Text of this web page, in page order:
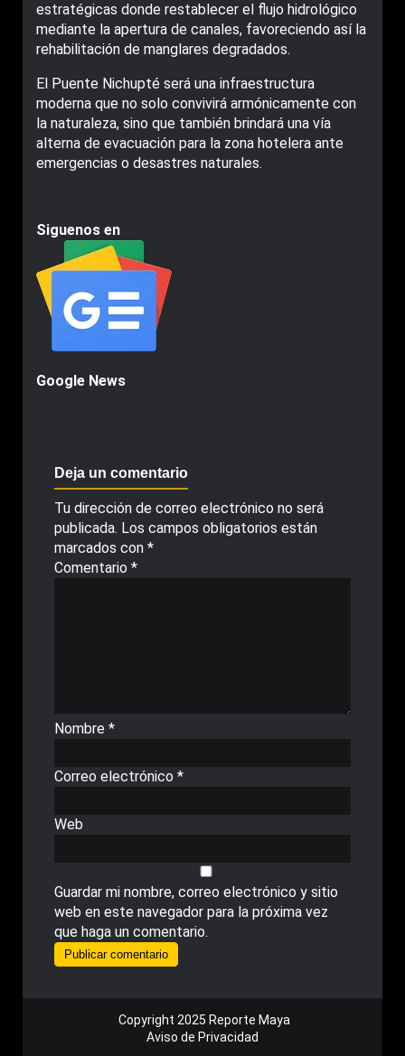
estratégicas donde restablecer el flujo hidrológico
mediante la apertura de canales, favoreciendo así la
rehabilitación de manglares degradados.
El Puente Nichupté será una infraestructura
moderna que no solo convivirá armónicamente con
la naturaleza, sino que también brindará una vía
alterna de evacuación para la zona hotelera ante
emergencias o desastres naturales.
Siguenos en
Google News
Deja un comentario
Tu dirección de correo electrónico no será
publicada. Los campos obligatorios están
marcados con *
Comentario *
Nombre *
Correo electrónico *
Web
Guardar mi nombre, correo electrónico y sitio
web en este navegador para la próxima vez
que haga un comentario.
Copyright 2025 Reporte Maya
Aviso de Privacidad